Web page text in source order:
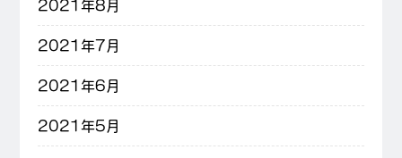
2021年8月
2021年7月
2021年6月
2021年5月